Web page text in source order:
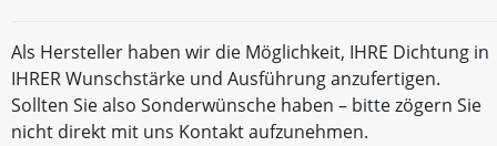
Als Hersteller haben wir die Möglichkeit, IHRE Dichtung in
IHRER Wunschstärke und Ausführung anzufertigen.
Sollten Sie also Sonderwünsche haben – bitte zögern Sie
nicht direkt mit uns Kontakt aufzunehmen.